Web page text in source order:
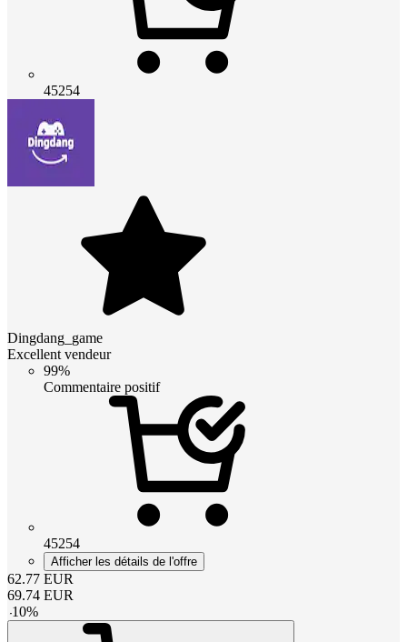
45254
Dingdang_game
Excellent vendeur
99%
Commentaire positif
45254
Afficher les détails de l'offre
62.77 EUR
69.74 EUR
-10%